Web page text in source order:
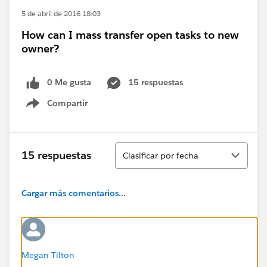
5 de abril de 2016 18:03
How can I mass transfer open tasks to new
owner?
0 Me gusta
15 respuestas
Compartir
Show menu
15 respuestas
Ordenar
Clasificar por fecha
Cargar más comentarios...
Megan Tilton